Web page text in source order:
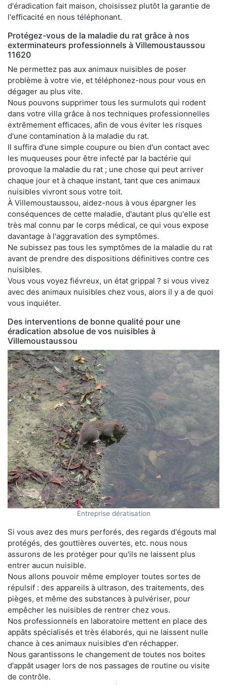
d'éradication fait maison, choisissez plutôt la garantie de
l'efficacité en nous téléphonant.
Protégez-vous de la maladie du rat grâce à nos
exterminateurs professionnels à Villemoustaussou
11620
Ne permettez pas aux animaux nuisibles de poser
problème à votre vie, et téléphonez-nous pour vous en
dégager au plus vite.
Nous pouvons supprimer tous les surmulots qui rodent
dans votre villa grâce à nos techniques professionnelles
extrêmement efficaces, afin de vous éviter les risques
d'une contamination à la maladie du rat.
Il suffira d'une simple coupure ou bien d'un contact avec
les muqueuses pour être infecté par la bactérie qui
provoque la maladie du rat ; une chose qui peut arriver
chaque jour et à chaque instant, tant que ces animaux
nuisibles vivront sous votre toit.
À Villemoustaussou, aidez-nous à vous épargner les
conséquences de cette maladie, d'autant plus qu'elle est
très mal connu par le corps médical, ce qui vous expose
davantage à l'aggravation des symptômes.
Ne subissez pas tous les symptômes de la maladie du rat
avant de prendre des dispositions définitives contre ces
nuisibles.
Vous vous voyez fiévreux, un état grippal ? si vous vivez
avec des animaux nuisibles chez vous, alors il y a de quoi
vous inquiéter.
Des interventions de bonne qualité pour une
éradication absolue de vos nuisibles à
Villemoustaussou
Entreprise dératisation
Si vous avez des murs perforés, des regards d'égouts mal
protégés, des gouttières ouvertes, etc. nous nous
assurons de les protéger pour qu'ils ne laissent plus
entrer aucun nuisible.
Nous allons pouvoir même employer toutes sortes de
répulsif : des appareils à ultrason, des traitements, des
pièges, et même des substances à pulvériser, pour
empêcher les nuisibles de rentrer chez vous.
Nos professionnels en laboratoire mettent en place des
appâts spécialisés et très élaborés, qui ne laissent nulle
chance à ces animaux nuisibles d'en réchapper.
Nous garantissons le changement de toutes nos boites
d'appât usager lors de nos passages de routine ou visite
de contrôle.